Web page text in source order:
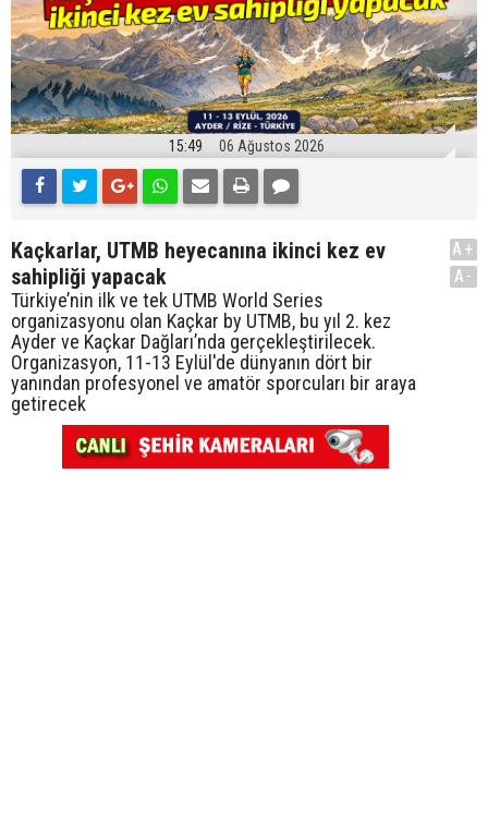
15:49 06 Ağustos 2026
Kaçkarlar, UTMB heyecanına ikinci kez ev
sahipliği yapacak
Türkiye’nin ilk ve tek UTMB World Series
organizasyonu olan Kaçkar by UTMB, bu yıl 2. kez
Ayder ve Kaçkar Dağları’nda gerçekleştirilecek.
Organizasyon, 11-13 Eylül'de dünyanın dört bir
yanından profesyonel ve amatör sporcuları bir araya
getirecek
A+
A-